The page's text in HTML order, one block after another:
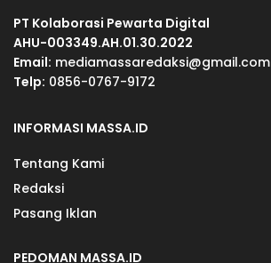
PT Kolaborasi Pewarta Digital
AHU-003349.AH.01.30.2022
Email: mediamassaredaksi@gmail.com
Telp: 0856-0767-9172
INFORMASI MASSA.ID
Tentang Kami
Redaksi
Pasang Iklan
PEDOMAN MASSA.ID